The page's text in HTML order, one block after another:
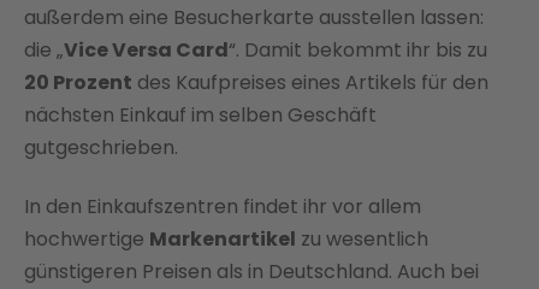
außerdem eine Besucherkarte ausstellen lassen:
die „Vice Versa Card“. Damit bekommt ihr bis zu
20 Prozent des Kaufpreises eines Artikels für den
nächsten Einkauf im selben Geschäft
gutgeschrieben.
In den Einkaufszentren findet ihr vor allem
hochwertige Markenartikel zu wesentlich
günstigeren Preisen als in Deutschland. Auch bei